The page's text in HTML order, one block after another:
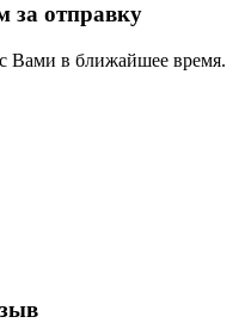
за отправку
Вами в ближайшее время.